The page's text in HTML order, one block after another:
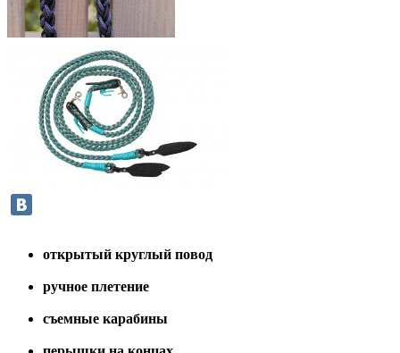
открытый круглый повод
ручное плетение
съемные карабины